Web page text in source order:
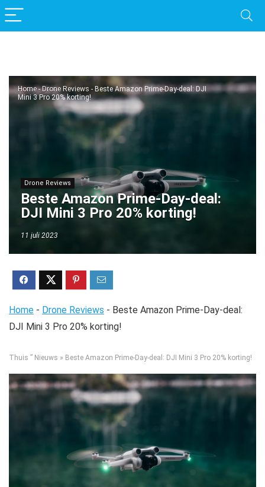
Home-Drone Reviews - Beste Amazon Prime-Day-deal: DJI
Mini 3 Pro 20% korting!
Drone Reviews
Beste Amazon Prime-Day-deal:
DJI Mini 3 Pro 20% korting!
11 juli 2023
Home - Drone Reviews - Beste Amazon Prime-Day-deal:
DJI Mini 3 Pro 20% korting!
Thuis ” Nieuws » Beste Amazon Prime-Day-deal: DJI Mini 3 Pro 20% korting!